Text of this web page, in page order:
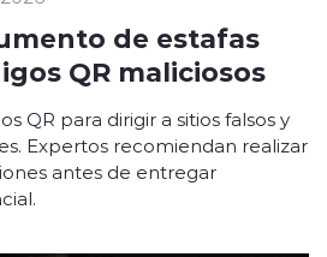
de estafas
QR maliciosos
QR para dirigir a sitios falsos y
Expertos recomiendan realizar
antes de entregar